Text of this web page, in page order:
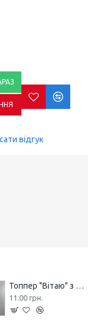
відгук
Топпер "Вітаю" з ДВП, білий
11.00 грн.